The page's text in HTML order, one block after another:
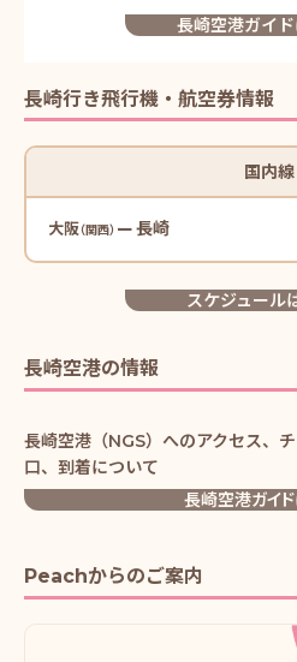
長崎空港ガイ
長崎行き飛行機・航空券情報
国内線
大阪 長崎
スケジュール
長崎空港の情報
長崎空港（NGS）へのアクセス、
口、到着について
長崎空港ガイド
Peachからのご案内